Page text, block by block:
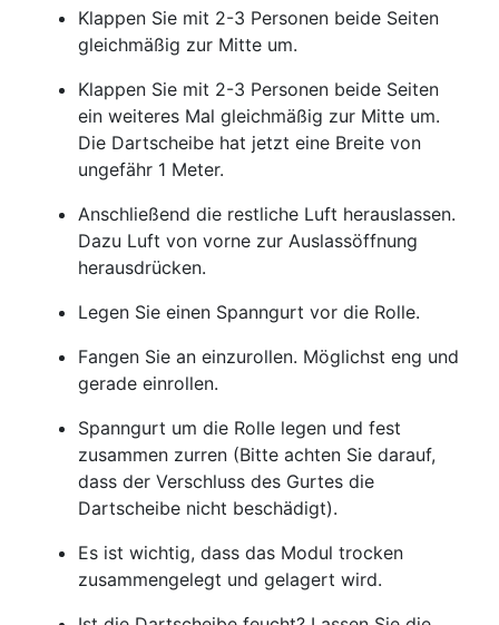
Klappen Sie mit 2-3 Personen beide Seiten
gleichmäßig zur Mitte um.
Klappen Sie mit 2-3 Personen beide Seiten
ein weiteres Mal gleichmäßig zur Mitte um.
Die Dartscheibe hat jetzt eine Breite von
ungefähr 1 Meter.
Anschließend die restliche Luft herauslassen.
Dazu Luft von vorne zur Auslassöffnung
herausdrücken.
Legen Sie einen Spanngurt vor die Rolle.
Fangen Sie an einzurollen. Möglichst eng und
gerade einrollen.
Spanngurt um die Rolle legen und fest
zusammen zurren (Bitte achten Sie darauf,
dass der Verschluss des Gurtes die
Dartscheibe nicht beschädigt).
Es ist wichtig, dass das Modul trocken
zusammengelegt und gelagert wird.